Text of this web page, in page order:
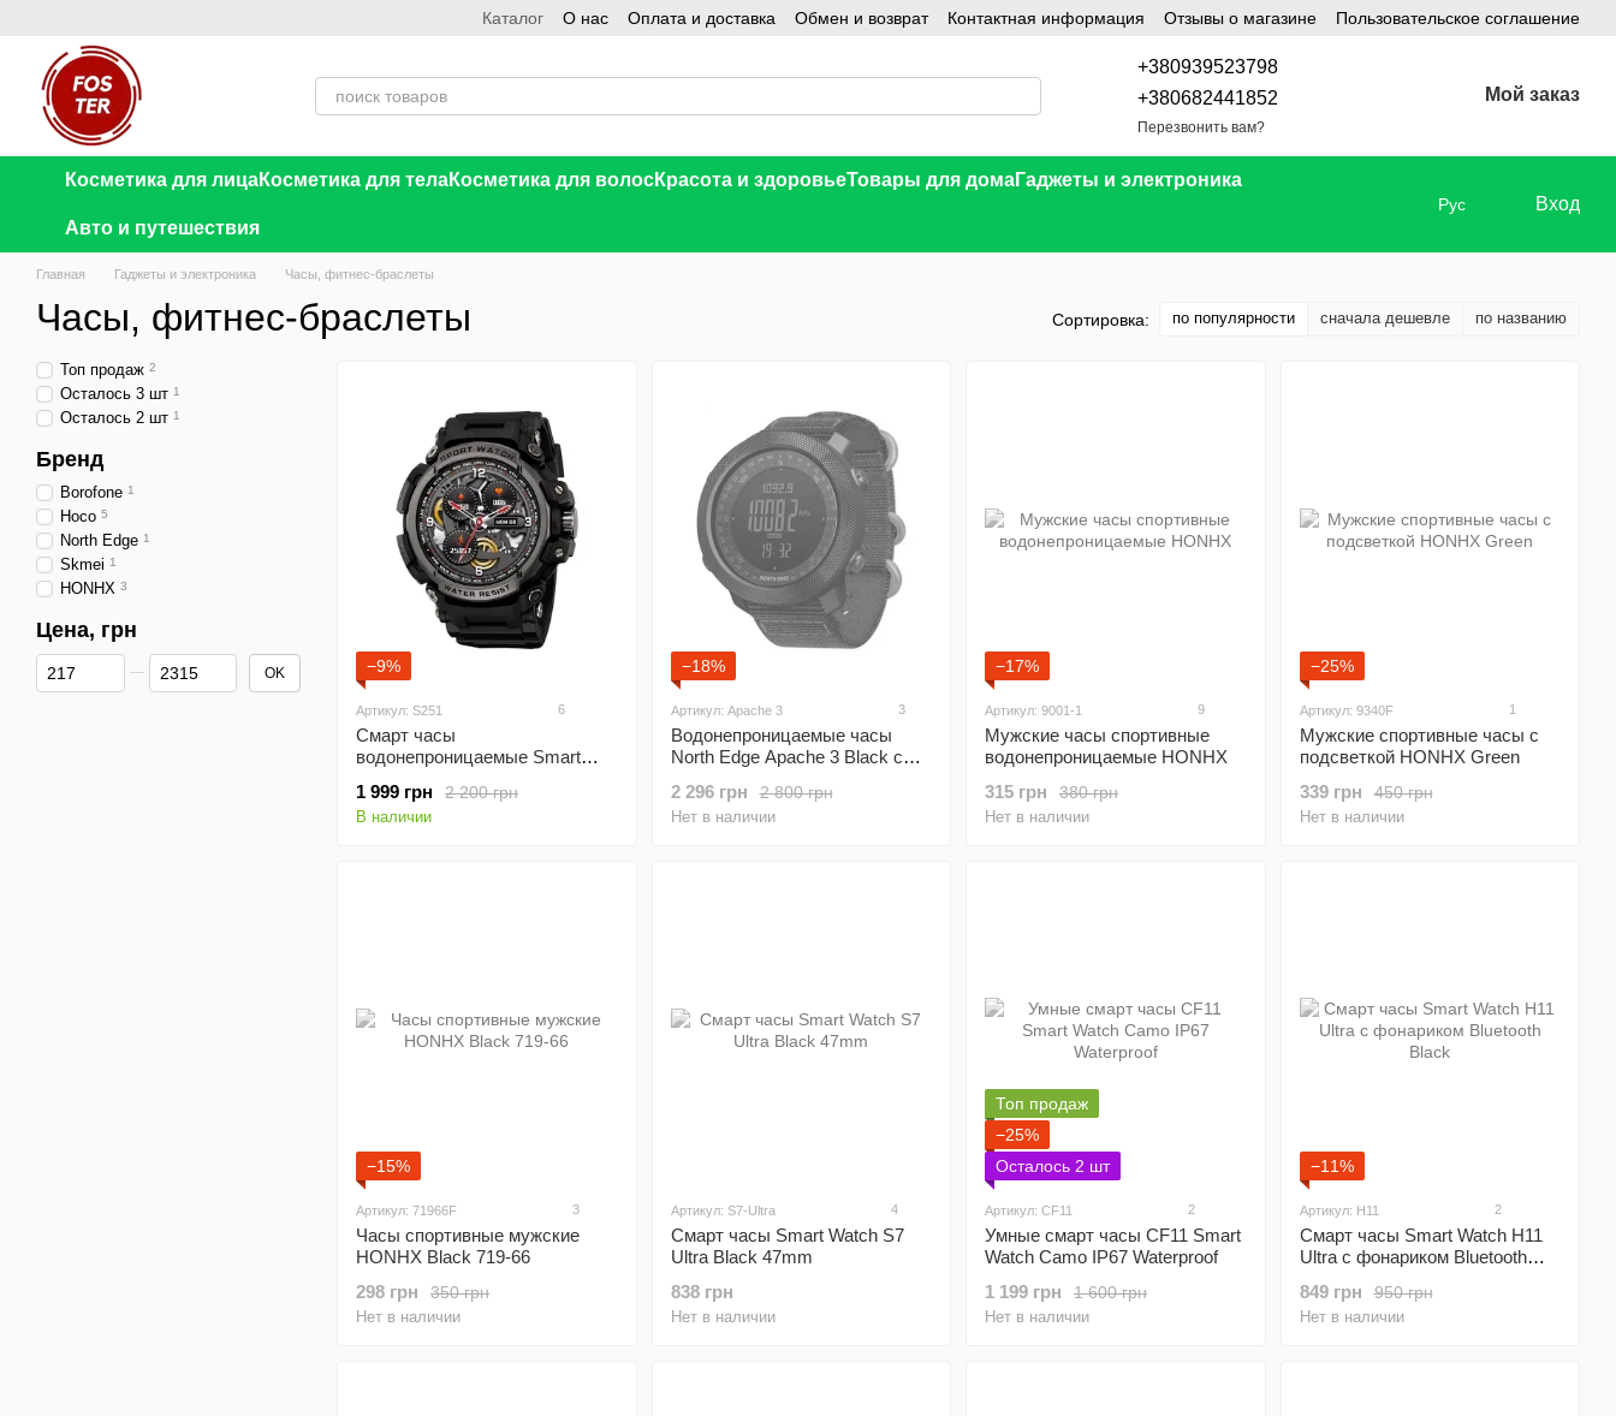
Каталог О нас Оплата и доставка Обмен и возврат Контактная информация Отзывы о магазине Пользовательское соглашение
+380939523798
+380682441852
Перезвонить вам?
Мой заказ
Косметика для лицаКосметика для телаКосметика для волосКрасота и здоровьеТовары для домаГаджеты и электроника
Авто и путешествия
Рус Вход
Главная Гаджеты и электроника Часы, фитнес-браслеты
Часы, фитнес-браслеты Сортировка: по популярности сначала дешевле по названию
−9%
Артикул: S251 6
Смарт часы
водонепроницаемые Smart
2 200 грн
1 999 грн
В наличии
−18%
Артикул: Apache 3 3
Водонепроницаемые часы
North Edge Apache 3 Black с
2 800 грн
2 296 грн
Нет в наличии
−17%
Артикул: 9001-1 9
Мужские часы спортивные
водонепроницаемые HONHX
380 грн
315 грн
Нет в наличии
−25%
Артикул: 9340F 1
Мужские спортивные часы с
подсветкой HONHX Green
450 грн
339 грн
Нет в наличии
−15%
Артикул: 71966F 3
Часы спортивные мужские
HONHX Black 719-66
350 грн
298 грн
Нет в наличии
Артикул: S7-Ultra 4
Смарт часы Smart Watch S7
Ultra Black 47mm
838 грн
Нет в наличии
Топ продаж
−25%
Осталось 2 шт
Артикул: CF11 2
Умные смарт часы CF11 Smart
Watch Camo IP67 Waterproof
1 600 грн
1 199 грн
Нет в наличии
−11%
Артикул: H11 2
Смарт часы Smart Watch H11
Ultra с фонариком Bluetooth
950 грн
849 грн
Нет в наличии
Топ продаж 2
Осталось 3 шт 1
Осталось 2 шт 1
Бренд
Borofone 1
Hoco 5
North Edge 1
Skmei 1
HONHX 3
Цена, грн
От Цена, грн
До Цена, грн OK